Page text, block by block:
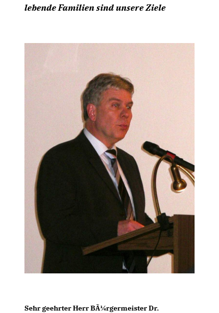
lebende Familien sind unsere Ziele
Sehr geehrter Herr BÃ¼rgermeister Dr.